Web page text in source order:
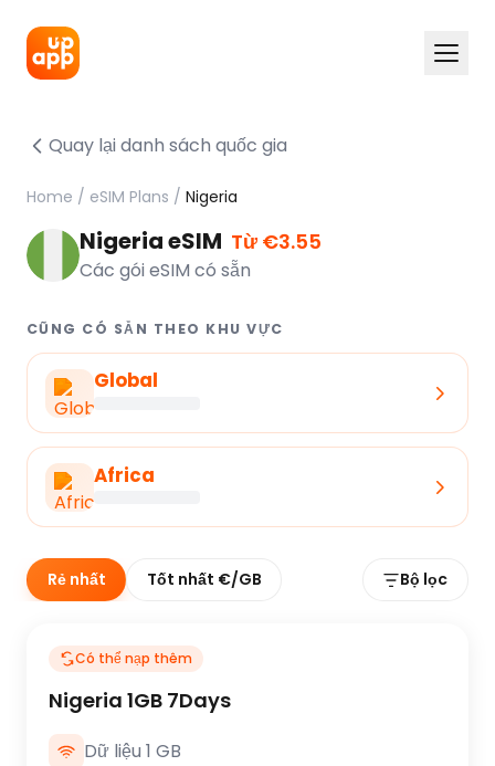
Quay lại danh sách quốc gia
Home / eSIM Plans / Nigeria
Nigeria eSIM Từ €3.55
Các gói eSIM có sẵn
CŨNG CÓ SẴN THEO KHU VỰC
Global
Africa
Rẻ nhất Tốt nhất €/GB Bộ lọc
Có thể nạp thêm
Nigeria 1GB 7Days
Dữ liệu 1 GB